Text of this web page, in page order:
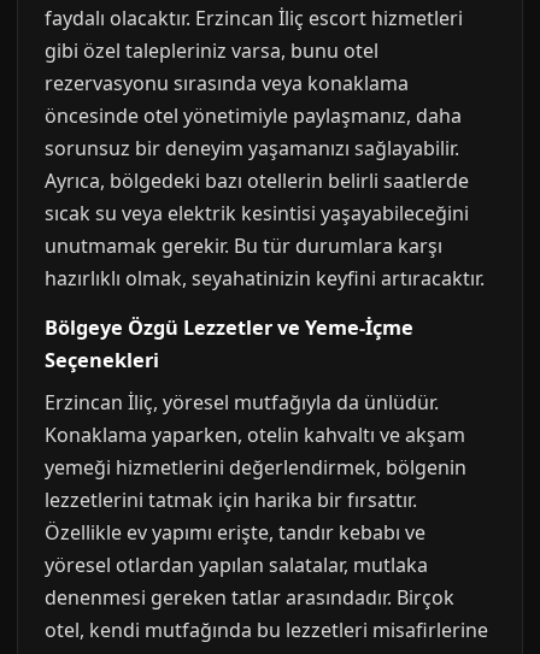
faydalı olacaktır. Erzincan İliç escort hizmetleri
gibi özel talepleriniz varsa, bunu otel
rezervasyonu sırasında veya konaklama
öncesinde otel yönetimiyle paylaşmanız, daha
sorunsuz bir deneyim yaşamanızı sağlayabilir.
Ayrıca, bölgedeki bazı otellerin belirli saatlerde
sıcak su veya elektrik kesintisi yaşayabileceğini
unutmamak gerekir. Bu tür durumlara karşı
hazırlıklı olmak, seyahatinizin keyfini artıracaktır.
Bölgeye Özgü Lezzetler ve Yeme-İçme
Seçenekleri
Erzincan İliç, yöresel mutfağıyla da ünlüdür.
Konaklama yaparken, otelin kahvaltı ve akşam
yemeği hizmetlerini değerlendirmek, bölgenin
lezzetlerini tatmak için harika bir fırsattır.
Özellikle ev yapımı erişte, tandır kebabı ve
yöresel otlardan yapılan salatalar, mutlaka
denenmesi gereken tatlar arasındadır. Birçok
otel, kendi mutfağında bu lezzetleri misafirlerine